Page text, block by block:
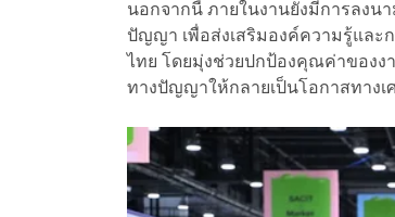
นอกจากนี้ ภายในงานยังมีการลงน
ปัญญา เพื่อส่งเสริมองค์ความรู้แล
ไทย โดยมุ่งช่วยปกป้องคุณค่าของ
ทางปัญญาให้กลายเป็นโอกาสทางเ